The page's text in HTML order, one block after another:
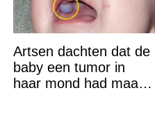
Artsen dachten dat de
baby een tumor in
haar mond had maar